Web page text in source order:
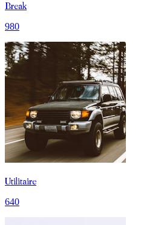
Break
980
Utilitaire
640